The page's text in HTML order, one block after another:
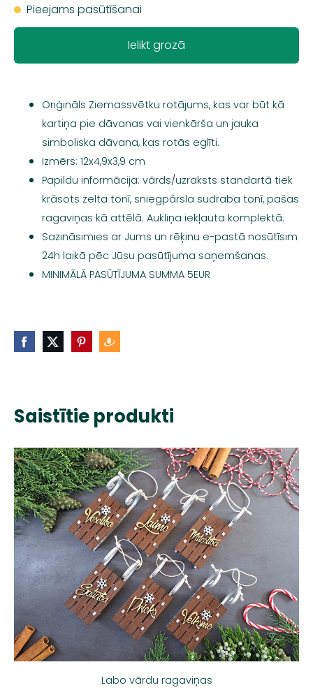
Pieejams pasūtīšanai
Ielikt grozā
Oriģināls Ziemassvētku rotājums, kas var būt kā
kartiņa pie dāvanas vai vienkārša un jauka
simboliska dāvana, kas rotās eglīti.
Izmērs: 12x4,9x3,9 cm
Papildu informācija: vārds/uzraksts standartā tiek
krāsots zelta tonī, sniegpārsla sudraba tonī, pašas
ragaviņas kā attēlā. Aukliņa iekļauta komplektā.
Sazināsimies ar Jums un rēķinu e-pastā nosūtīsim
24h laikā pēc Jūsu pasūtījuma saņemšanas.
MINIMĀLĀ PASŪTĪJUMA SUMMA 5EUR
Saistītie produkti
Labo vārdu ragaviņas